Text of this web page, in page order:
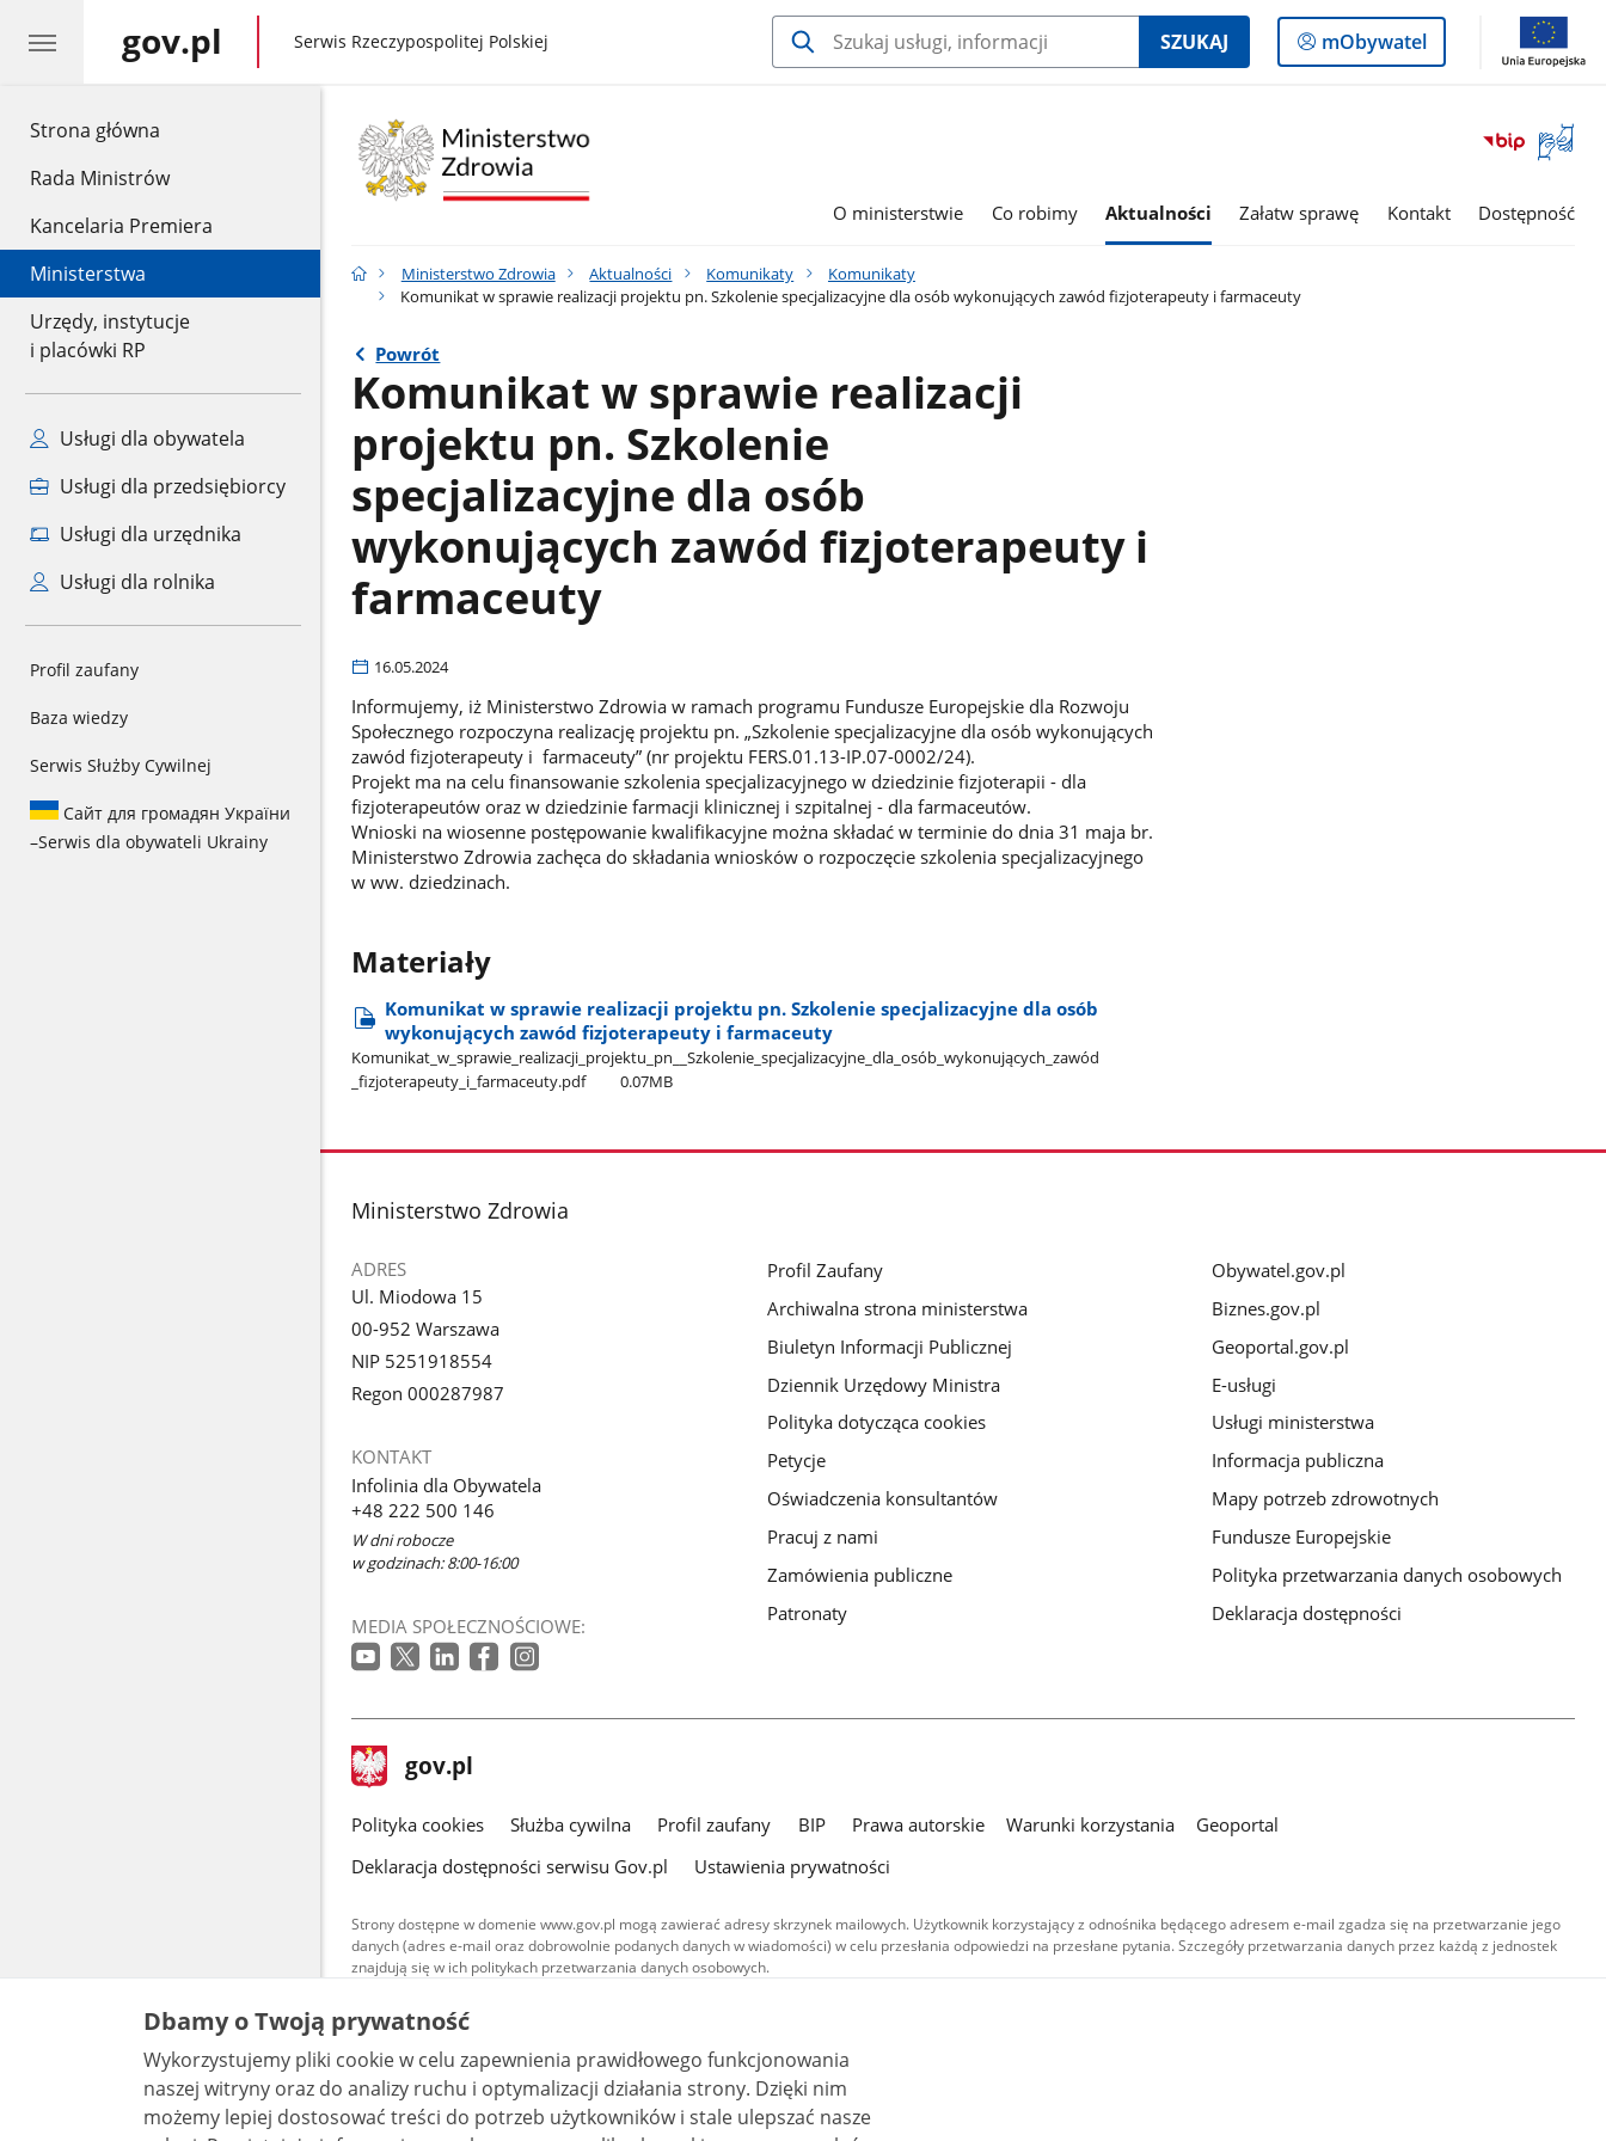
Strona główna
Rada Ministrów
Kancelaria Premiera
Ministerstwa
Urzędy, instytucje
i placówki RP
Usługi dla obywatela
Usługi dla przedsiębiorcy
Usługi dla urzędnika
Usługi dla rolnika
Profil zaufany
Baza wiedzy
Serwis Służby Cywilnej
Сайт для громадян України
–Serwis dla obywateli Ukrainy
gov.pl gov.pl
Serwis Rzeczypospolitej Polskiej SZUKAJ
Logowanie
do
mObywatel
Otwórz
okno
O ministerstwie Co robimy Aktualności Załatw sprawę Kontakt Dostępność
Ministerstwo Zdrowia Aktualności Komunikaty
Komunikaty
Komunikat w sprawie realizacji projektu pn. Szkolenie specjalizacyjne dla osób wykonujących zawód fizjoterapeuty i farmaceuty
Powrót
Komunikat w sprawie realizacji
projektu pn. Szkolenie
specjalizacyjne dla osób
wykonujących zawód fizjoterapeuty i
farmaceuty
16.05.2024
Informujemy, iż Ministerstwo Zdrowia w ramach programu Fundusze Europejskie dla Rozwoju
Społecznego rozpoczyna realizację projektu pn. „Szkolenie specjalizacyjne dla osób wykonujących
zawód fizjoterapeuty i farmaceuty” (nr projektu FERS.01.13-IP.07-0002/24).
Projekt ma na celu finansowanie szkolenia specjalizacyjnego w dziedzinie fizjoterapii - dla
fizjoterapeutów oraz w dziedzinie farmacji klinicznej i szpitalnej - dla farmaceutów.
Wnioski na wiosenne postępowanie kwalifikacyjne można składać w terminie do dnia 31 maja br.
Ministerstwo Zdrowia zachęca do składania wniosków o rozpoczęcie szkolenia specjalizacyjnego
w ww. dziedzinach.
Materiały
Komunikat w sprawie realizacji projektu pn. Szkolenie specjalizacyjne dla osób
wykonujących zawód fizjoterapeuty i farmaceuty
Komunikat​_w​_sprawie​_realizacji​_projektu​_pn​_​_Szkolenie​_specjalizacyjne​_dla​_osób​_wykonujących​_zawód​
_fizjoterapeuty​_i​_farmaceuty.pdf
0.07MB
stopka
Ministerstwo Zdrowia
ADRES
Ul. Miodowa 15
00-952 Warszawa
NIP 5251918554
Regon 000287987
KONTAKT
Infolinia dla Obywatela
+48 222 500 146
W dni robocze
w godzinach: 8:00-16:00
MEDIA SPOŁECZNOŚCIOWE:
Profil Zaufany
Archiwalna strona ministerstwa
Biuletyn Informacji Publicznej
Dziennik Urzędowy Ministra
Polityka dotycząca cookies
Petycje
Oświadczenia konsultantów
Pracuj z nami
Zamówienia publiczne
Patronaty
Obywatel.gov.pl
Biznes.gov.pl
Geoportal.gov.pl
E-usługi
Usługi ministerstwa
Informacja publiczna
Mapy potrzeb zdrowotnych
Fundusze Europejskie
Polityka przetwarzania danych osobowych
Deklaracja dostępności
stopka
gov.pl Strona
gov.pl
gov.pl
Polityka cookies Służba cywilna Profil zaufany BIP Prawa autorskie Warunki korzystania
Geoportal
Deklaracja dostępności serwisu Gov.pl
Ustawienia prywatności
Strony dostępne w domenie www.gov.pl mogą zawierać adresy skrzynek mailowych. Użytkownik korzystający z odnośnika będącego adresem e-mail zgadza się na przetwarzanie jego
danych (adres e-mail oraz dobrowolnie podanych danych w wiadomości) w celu przesłania odpowiedzi na przesłane pytania. Szczegóły przetwarzania danych przez każdą z jednostek
znajdują się w ich politykach przetwarzania danych osobowych.
Treści tekstowe publikowane w serwisie (z wyłączeniem treści audiowizualnych), są
udostępniane na licencji typu Creative Commons: uznanie autorstwa - na tych samych
warunkach 4.0 (CC BY-SA 4.0). Materiały audiowizualne, w tym zdjęcia, materiały audio i wideo,
są udostępniane na licencji typu Creative Commons: uznanie autorstwa użycie niekomercyjne -
bez utworów zależnych 4.0 (CC BY-NC-ND 4.0), o ile nie jest to stwierdzone inaczej.
Dbamy o Twoją prywatność
Wykorzystujemy pliki cookie w celu zapewnienia prawidłowego funkcjonowania
naszej witryny oraz do analizy ruchu i optymalizacji działania strony. Dzięki nim
możemy lepiej dostosować treści do potrzeb użytkowników i stale ulepszać nasze